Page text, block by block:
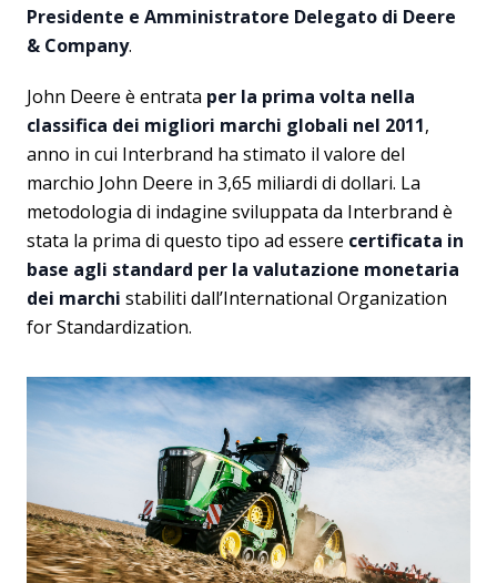
Presidente e Amministratore Delegato di Deere
& Company.
John Deere è entrata per la prima volta nella
classifica dei migliori marchi globali nel 2011,
anno in cui Interbrand ha stimato il valore del
marchio John Deere in 3,65 miliardi di dollari. La
metodologia di indagine sviluppata da Interbrand è
stata la prima di questo tipo ad essere certificata in
base agli standard per la valutazione monetaria
dei marchi stabiliti dall’International Organization
for Standardization.